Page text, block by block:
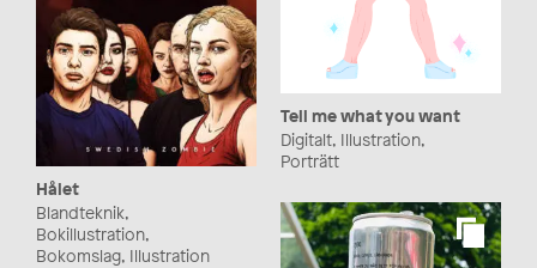
Hålet
Blandteknik,
Bokillustration,
Bokomslag, Illustration
Tell me what you want
Digitalt, Illustration,
Porträtt